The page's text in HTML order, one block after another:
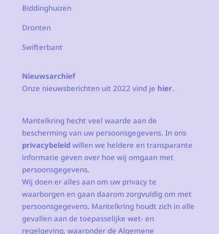
Biddinghuizen
Dronten
Swifterbant
Nieuwsarchief
Onze nieuwsberichten uit 2022 vind je hier.
Mantelkring hecht veel waarde aan de
bescherming van uw persoonsgegevens. In ons
privacybeleidwillen we heldere en transparante
informatie geven over hoe wij omgaan met
persoonsgegevens.
Wij doen er alles aan om uw privacy te
waarborgen en gaan daarom zorgvuldig om met
persoonsgegevens. Mantelkring houdt zich in alle
gevallen aan de toepasselijke wet- en
regelgeving, waaronder de Algemene